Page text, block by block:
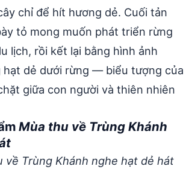
chỉ để hít hương dẻ. Cuối tản
tỏ mong muốn phát triển rừng
lịch, rồi kết lại bằng hình ảnh
hạt dẻ dưới rừng — biểu tượng của
giữa con người và thiên nhiên
Mùa thu về Trùng Khánh
về Trùng Khánh nghe hạt dẻ hát